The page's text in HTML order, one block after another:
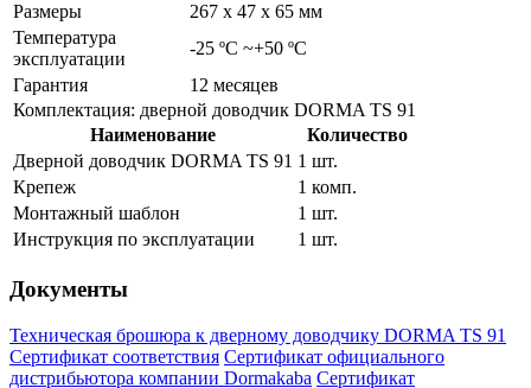
Размеры
267 х 47 х 65 мм
Температура
эксплуатации
-25 ºC ~+50 ºC
Гарантия
12 месяцев
Комплектация: дверной доводчик DORMA TS 91
Наименование
Количество
Дверной доводчик DORMA TS 91 1 шт.
Крепеж
1 комп.
Монтажный шаблон
1 шт.
Инструкция по эксплуатации
1 шт.
Документы
Техническая брошюра к дверному доводчику DORMA TS 91
Сертификат соответствия Сертификат официального
дистрибьютора компании Dormakaba Сертификат